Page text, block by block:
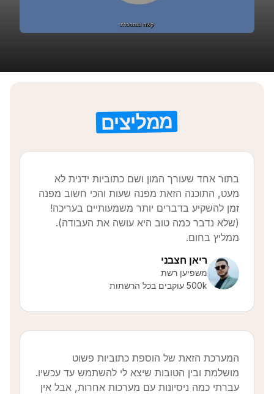
ממליצים
בתור אחד שעורך המון ושם כתוביות ידנית לא
מעט, התוכנה הזאת מפנה שעות והכי חשוב מפנה
זמן להשקיע בדברים יותר משמעותיים בעריכה!
(שלא נדבר כמה טוב היא עושה את העבודה).
ממליץ בחום.
ריאן חצבני
משפיען רשת
500k עוקבים בכל הרשתות
המערכת הזאת של הוספת כתוביות פשוט
מושלמת ובין הטובות שיצא לי להשתמש עד עכשיו.
עברתי כמה ניסיונות עם מערכות אחרות, אבל אין